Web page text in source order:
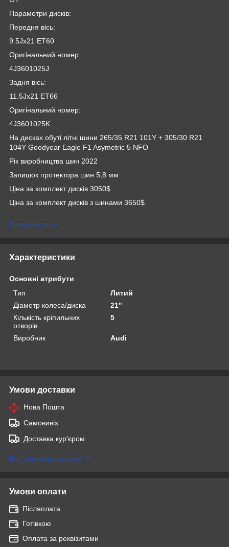
Параметри дисків:
Передня вісь:
9.5Jx21 ET60
Оригінальний номер:
4J3601025J
Задня вісь:
11.5Jx21 ET66
Оригінальний номер:
4J3601025K
На дисках обуті літні шини 265/35 R21 101Y + 305/30 R21
104Y Goodyear Eagle F1 Asymetric 5 NFO
Рік виробництва шин 2022
Залишок протектора шин 5,8 мм
Ціна за комплект дисків 3050$
Ціна за комплект дисків з шинами 3650$
Приховати
Характеристики
Основні атрибути
Тип
Литий
Діаметр колеса/диска
21"
Кількість кріпильних
отворів
5
Виробник Audi
Умови доставки
Нова Пошта
Самовивіз
Доставка кур'єром
Всі умови доставки
Умови оплати
Післяплата
Готівкою
Оплата за реквізитами